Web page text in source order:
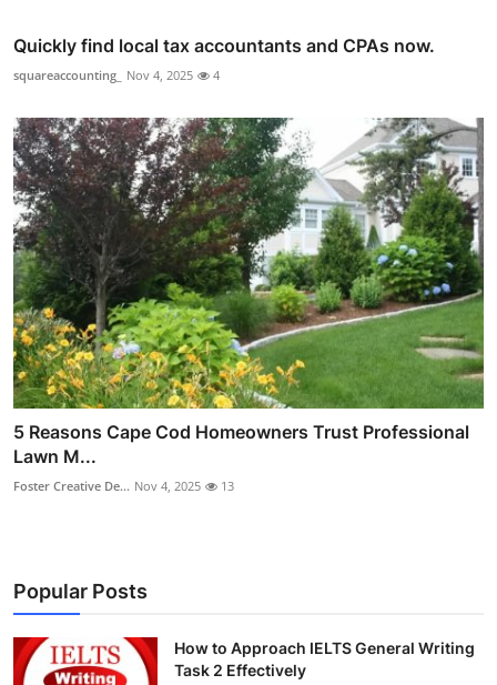
Quickly find local tax accountants and CPAs now.
squareaccounting_ Nov 4, 2025 4
5 Reasons Cape Cod Homeowners Trust Professional
Lawn M...
Foster Creative De... Nov 4, 2025 13
Popular Posts
How to Approach IELTS General Writing
Task 2 Effectively